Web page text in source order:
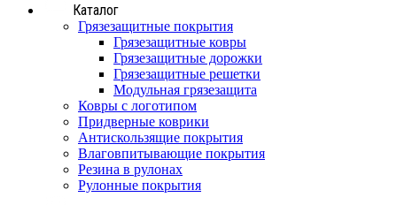
Каталог
Грязезащитные покрытия
Грязезащитные ковры
Грязезащитные дорожки
Грязезащитные решетки
Модульная грязезащита
Ковры с логотипом
Придверные коврики
Антискользящие покрытия
Влаговпитывающие покрытия
Резина в рулонах
Рулонные покрытия